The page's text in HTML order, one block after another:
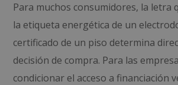
Para muchos consumidores, la letra
la etiqueta energética de un
certificado de un piso determina
decisión de compra. Para las
condicionar el acceso a financiación